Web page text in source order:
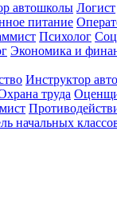
автошколы Логист
питание
Психолог
Экономика и
Инструктор
труда
начальных